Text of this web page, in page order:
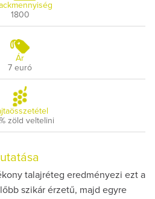
1800
Ár
7 euró
zöld veltelini
talajréteg eredményezi ezt a
szikár érzetű, majd egyre